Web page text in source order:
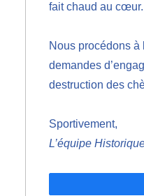
fait chaud au cœur.
Nous procédons à
demandes
destruction des
Sportivement,
L’équipe